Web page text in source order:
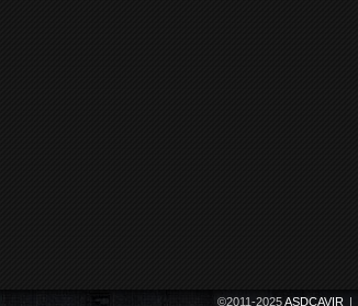
©2011-2025ASDCAVIR |